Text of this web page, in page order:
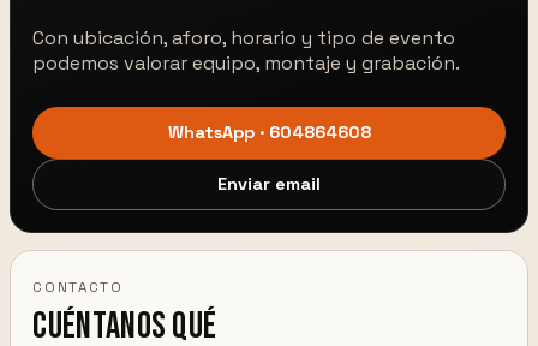
Con ubicación, aforo, horario y tipo de evento
podemos valorar equipo, montaje y grabación.
WhatsApp · 604864608
Enviar email
CONTACTO
Cuéntanos qué